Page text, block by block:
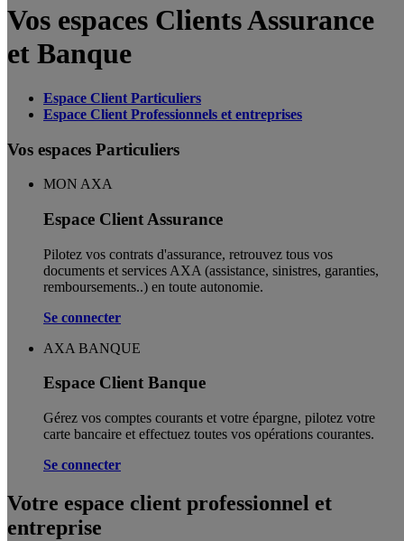
Vos espaces Clients Assurance
et Banque
Espace Client Particuliers
Espace Client Professionnels et entreprises
Vos espaces Particuliers
MON AXA
Espace Client Assurance
Pilotez vos contrats d'assurance, retrouvez tous vos
documents et services AXA (assistance, sinistres, garanties,
remboursements..) en toute autonomie. ​
Se connecter
AXA BANQUE
Espace Client Banque
Gérez vos comptes courants et votre épargne, pilotez votre
carte bancaire et effectuez toutes vos opérations courantes.
Se connecter
Votre espace client professionnel et
entreprise